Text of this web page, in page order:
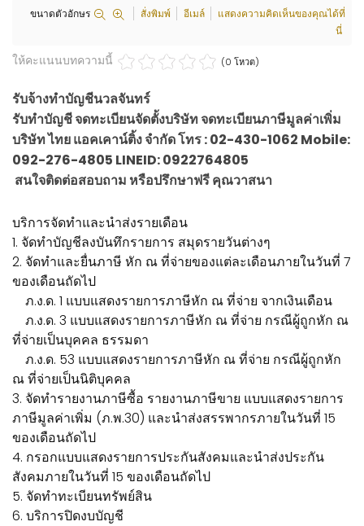
ขนาดตัวอักษร สั่งพิมพ์ อีเมล์
แสดงความคิดเห็นของคุณได้ที่
นี่
ให้คะแนนบทความนี้ (0 โหวต)
รับจ้างทำบัญชีนวลจันทร์
รับทำบัญชี จดทะเบียนจัดตั้งบริษัท จดทะเบียนภาษีมูลค่าเพิ่ม
บริษัท ไทย แอคเคาน์ติ้ง จำกัด โทร : 02-430-1062 Mobile:
092-276-4805 LINEID: 0922764805
สนใจติดต่อสอบถาม หรือปรึกษาฟรี คุณวาสนา
บริการจัดทำและนำส่งรายเดือน
1. จัดทำบัญชีลงบันทึกรายการ สมุดรายวันต่างๆ
2. จัดทำและยื่นภาษี หัก ณ ที่จ่ายของแต่ละเดือนภายในวันที่ 7
ของเดือนถัดไป
ภ.ง.ด. 1 แบบแสดงรายการภาษีหัก ณ ที่จ่าย จากเงินเดือน
ภ.ง.ด. 3 แบบแสดงรายการภาษีหัก ณ ที่จ่าย กรณีผู้ถูกหัก ณ
ที่จ่ายเป็นบุคคล ธรรมดา
ภ.ง.ด. 53 แบบแสดงรายการภาษีหัก ณ ที่จ่าย กรณีผู้ถูกหัก
ณ ที่จ่ายเป็นนิติบุคคล
3. จัดทำรายงานภาษีซื้อ รายงานภาษีขาย แบบแสดงรายการ
ภาษีมูลค่าเพิ่ม (ภ.พ.30) และนำส่งสรรพากรภายในวันที่ 15
ของเดือนถัดไป
4. กรอกแบบแสดงรายการประกันสังคมและนำส่งประกัน
สังคมภายในวันที่ 15 ของเดือนถัดไป
5. จัดทำทะเบียนทรัพย์สิน
6. บริการปิดงบบัญชี